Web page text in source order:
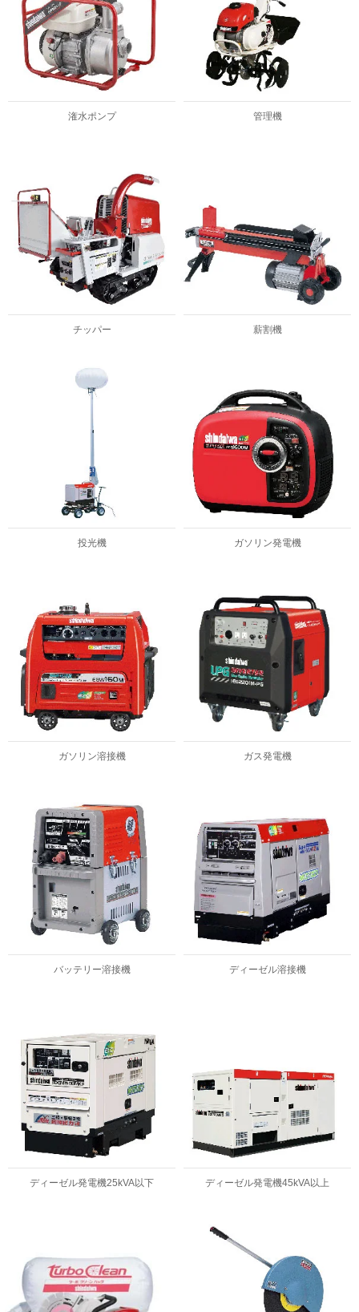
潅水ポンプ 管理機
チッパー 薪割機
投光機 ガソリン発電機
ガソリン溶接機 ガス発電機
バッテリー溶接機 ディーゼル溶接機
ディーゼル発電機25kVA以下 ディーゼル発電機45kVA以上